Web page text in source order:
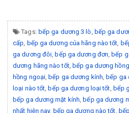
Tags: bếp ga dương 3 lò bếp ga
cấp
bếp ga dương của hãng nào tốt
ga dương đôi bếp ga dương đơn bếp
dương hãng nào tốt, bếp ga dương
hồng ngoại bếp ga dương kính bếp ga
loại nào tốt bếp ga dương loại tốt bếp
bếp ga dương mặt kính bếp ga dương
nhất hiện nay, bếp ga dương nào tốt